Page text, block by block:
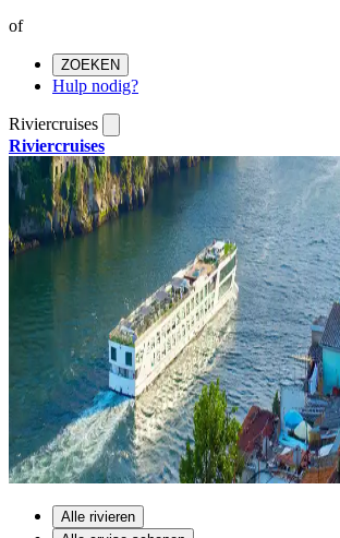
of
ZOEKEN
Hulp nodig?
Riviercruises
Riviercruises
Alle rivieren